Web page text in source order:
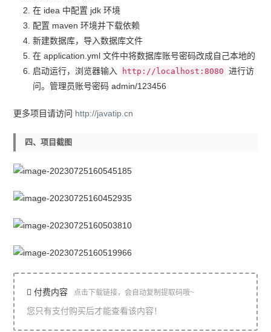
在 idea 中配置 jdk 环境
配置 maven 环境并下载依赖
新建数据库，导入数据库文件
在 application.yml 文件中将数据库账号密码改成自己本地的
启动运行，浏览器输入
http://localhost:8080 进行访
问。管理员账号密码 admin/123456
更多项目请访问 http://javatip.cn
四、项目截图
付费内容 点击下载链接，会自动复制提取码哦~
您只有支付购买后才能查看该内容！